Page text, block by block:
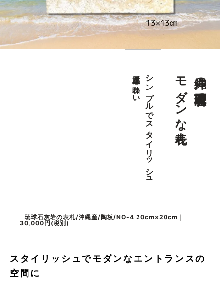
沖縄の琉球石灰岩の
モダンな表札
シンプルでスタイリッシュ
重厚感と味わい
琉球石灰岩の表札/沖縄産/陶板/NO-4 20cm×20cm｜
30,000円(税別)
スタイリッシュでモダンなエントランスの
空間に